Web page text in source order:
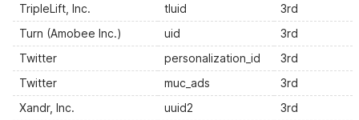
TripleLift, Inc.
tluid
3rd
Turn (Amobee Inc.)
uid
3rd
Twitter
personalization_id
3rd
Twitter
muc_ads
3rd
Xandr, Inc.
uuid2
3rd